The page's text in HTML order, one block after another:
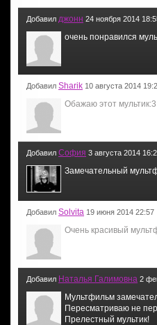
Добавил джонн 24 ноября 2014
очень понравился
Добавил Sharik 10 августа 2014
Обажаю этот
Добавил София 3 августа 2014
Замечательный
Добавил Solvita 19 июня 2014 22:57
Очень красивый
Добавил Наталья Галимовна 2
Мультфильм
Пересматриваю не
Прелестный мультик!